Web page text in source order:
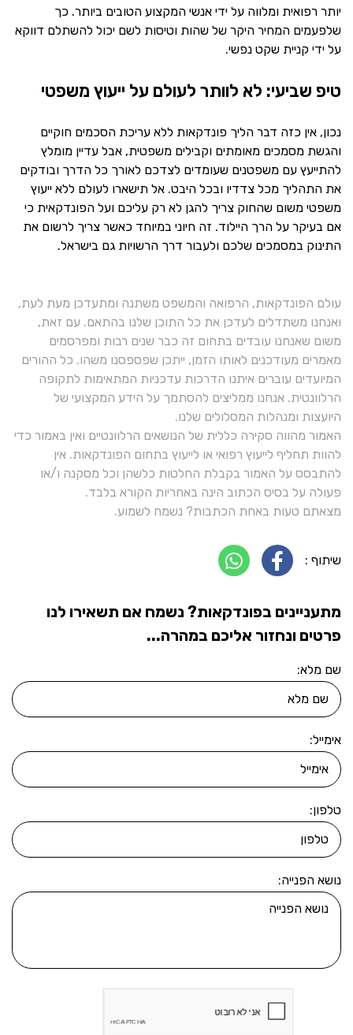
יותר רפואית ומלווה על ידי אנשי המקצוע הטובים ביותר. כך
שלפעמים המחיר היקר של שהות וטיסות לשם יכול להשתלם דווקא
על ידי קניית שקט נפשי.
טיפ שביעי: לא לוותר לעולם על ייעוץ משפטי
נכון, אין כזה דבר הליך פונדקאות ללא עריכת הסכמים חוקיים
והגשת מסמכים מאומתים וקבילים משפטית, אבל עדיין מומלץ
להתייעץ עם משפטנים שעומדים לצדכם לאורך כל הדרך ובודקים
את התהליך מכל צדדיו ובכל היבט. אל תישארו לעולם ללא ייעוץ
משפטי משום שהחוק צריך להגן לא רק עליכם ועל הפונדקאית כי
אם בעיקר על הרך היילוד. זה חיוני במיוחד כאשר צריך לרשום את
התינוק במסמכים שלכם ולעבור דרך הרשויות גם בישראל.
עולם הפונדקאות, הרפואה והמשפט משתנה ומתעדכן מעת לעת,
ואנחנו משתדלים לעדכן את כל התוכן שלנו בהתאם. עם זאת,
משום שאנחנו עובדים בתחום זה כבר שנים רבות ומפרסמים
מאמרים מעודכנים לאותו הזמן, ייתכן שפספסנו משהו. כל ההורים
המיועדים עוברים איתנו הדרכות עדכניות המתאימות לתקופה
הרלוונטית. אנחנו ממליצים להסתמך על הידע המקצועי של
היועצות ומנהלות המסלולים שלנו.
האמור מהווה סקירה כללית של הנושאים הרלוונטיים ואין באמור כדי
להוות תחליף לייעוץ רפואי או לייעוץ בתחום הפונדקאות. אין
להתבסס על האמור בקבלת החלטות כלשהן וכל מסקנה ו/או
פעולה על בסיס הכתוב הינה באחריות הקורא בלבד.
מצאתם טעות באחת הכתבות? נשמח לשמוע.
שיתוף :
מתעניינים בפונדקאות? נשמח אם תשאירו לנו
פרטים ונחזור אליכם במהרה...
שם מלא:
אימייל:
טלפון:
נושא הפנייה: